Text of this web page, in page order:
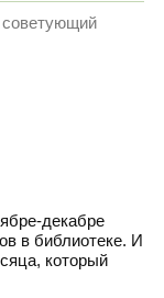
советующий
декабре
в библиотеке. И
который